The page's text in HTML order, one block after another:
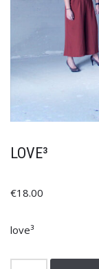
LOVE³
€18.00
love³